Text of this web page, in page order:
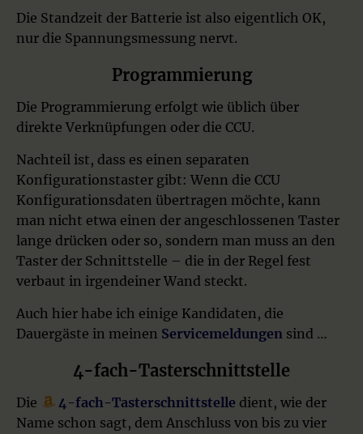
Die Standzeit der Batterie ist also eigentlich OK,
nur die Spannungsmessung nervt.
Programmierung
Die Programmierung erfolgt wie üblich über
direkte Verknüpfungen oder die CCU.
Nachteil ist, dass es einen separaten
Konfigurationstaster gibt: Wenn die CCU
Konfigurationsdaten übertragen möchte, kann
man nicht etwa einen der angeschlossenen Taster
lange drücken oder so, sondern man muss an den
Taster der Schnittstelle – die in der Regel fest
verbaut in irgendeiner Wand steckt.
Auch hier habe ich einige Kandidaten, die
Dauergäste in meinen Servicemeldungen sind …
4-fach-Tasterschnittstelle
Die 4-fach-Tasterschnittstelle dient, wie der
Name schon sagt, dem Anschluss von bis zu vier